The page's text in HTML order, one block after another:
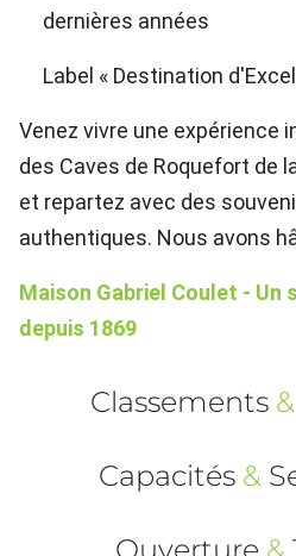
dernières années
Label « Destination
Venez vivre une expérience
des Caves de Roquefort de
et repartez avec des
authentiques. Nous avons
Maison Gabriel Coulet - Un
depuis 1869
Classements &
Capacités &